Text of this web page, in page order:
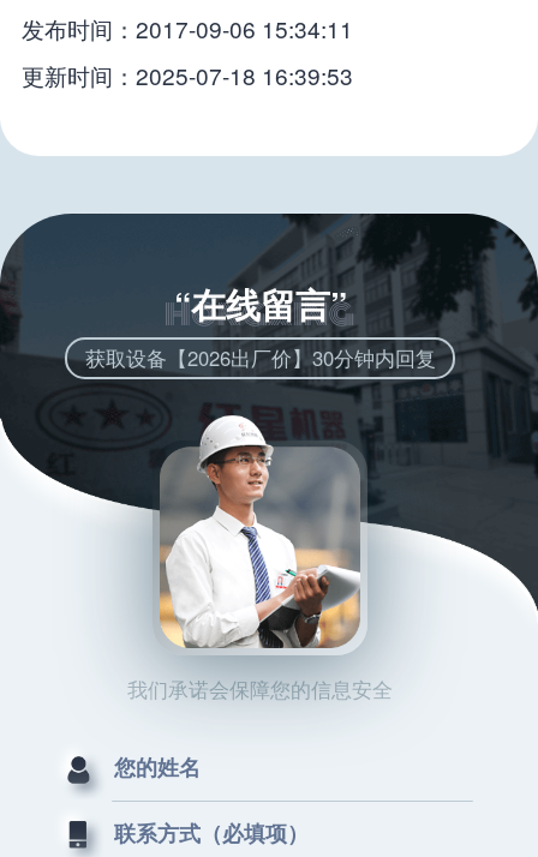
发布时间：2017-09-06 15:34:11
更新时间：2025-07-18 16:39:53
“在线留言”
获取设备【2026出厂价】30分钟内回复
我们承诺会保障您的信息安全